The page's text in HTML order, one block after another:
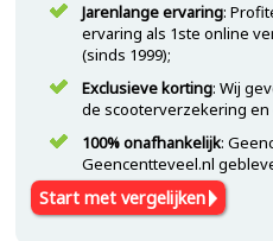
Jarenlange ervaring:
ervaring als 1ste online
(sinds 1999);
Exclusieve korting: Wij
de scooterverzekering
100% onafhankelijk:
Geencentteveel.nl
Start met vergelijken